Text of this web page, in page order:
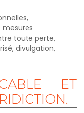
mesures
toute perte,
divulgation,
ET